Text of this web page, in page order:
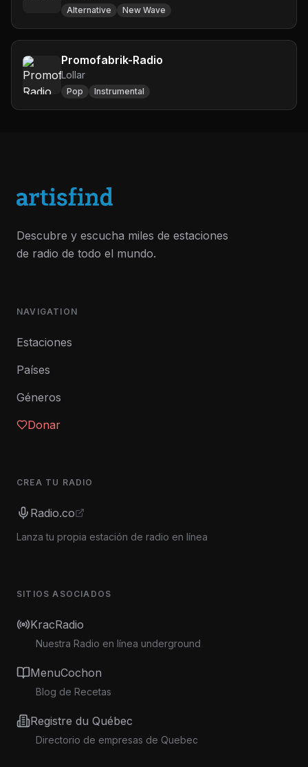
Alternative New Wave
Promofabrik-Radio
Lollar
Pop Instrumental
Descubre y escucha miles de estaciones
de radio de todo el mundo.
NAVIGATION
Estaciones
Países
Géneros
Donar
CREA TU RADIO
Radio.co
Lanza tu propia estación de radio en línea
SITIOS ASOCIADOS
KracRadio
Nuestra Radio en línea underground
MenuCochon
Blog de Recetas
Registre du Québec
Directorio de empresas de Quebec